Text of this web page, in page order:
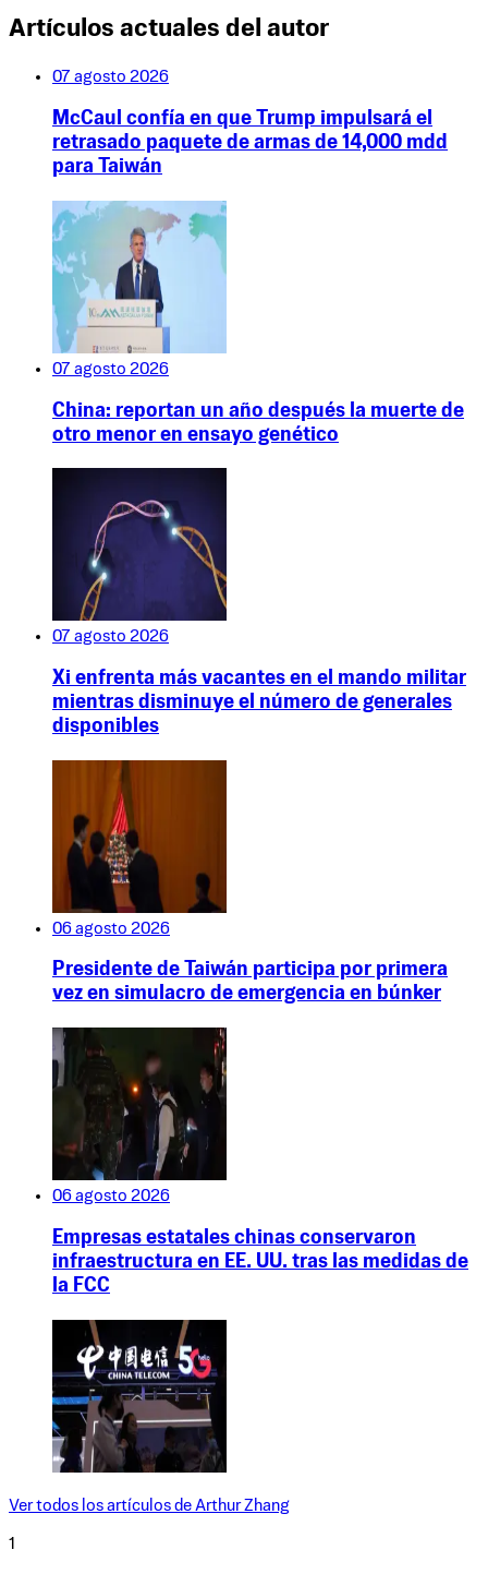
Artículos actuales del autor
07 agosto 2026
McCaul confía en que Trump impulsará el
retrasado paquete de armas de 14,000 mdd
para Taiwán
07 agosto 2026
China: reportan un año después la muerte de
otro menor en ensayo genético
07 agosto 2026
Xi enfrenta más vacantes en el mando militar
mientras disminuye el número de generales
disponibles
06 agosto 2026
Presidente de Taiwán participa por primera
vez en simulacro de emergencia en búnker
06 agosto 2026
Empresas estatales chinas conservaron
infraestructura en EE. UU. tras las medidas de
la FCC
Ver todos los artículos de Arthur Zhang
1